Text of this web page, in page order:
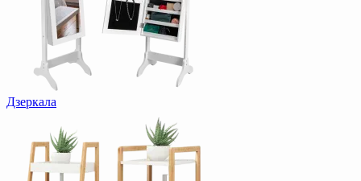
Дзеркала